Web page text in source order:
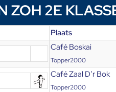
ZOH 2E
Plaats
Café Boskai
Topper2000
Café Zaal D’r Bok
Topper2000